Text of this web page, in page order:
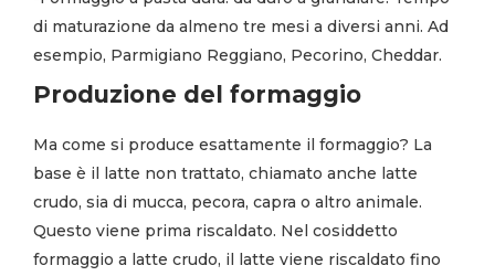
di maturazione da almeno tre mesi a diversi anni. Ad
esempio, Parmigiano Reggiano, Pecorino, Cheddar.
Produzione del formaggio
Ma come si produce esattamente il formaggio? La
base è il latte non trattato, chiamato anche latte
crudo, sia di mucca, pecora, capra o altro animale.
Questo viene prima riscaldato. Nel cosiddetto
formaggio a latte crudo, il latte viene riscaldato fino